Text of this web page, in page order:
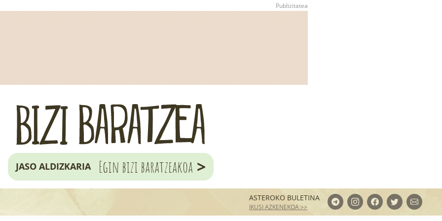
JASO ALDIZKARIA Egin bizi baratzeakoa >
ASTEROKO BULETINA
IKUSI AZKENEKOA >>